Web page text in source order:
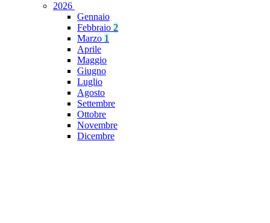
2026
Gennaio
Febbraio 2
Marzo 1
Aprile
Maggio
Giugno
Luglio
Agosto
Settembre
Ottobre
Novembre
Dicembre